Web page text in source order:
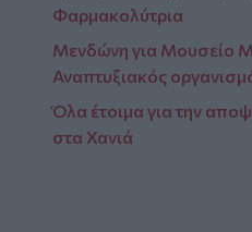
Φαρμακολύτρια
Μενδώνη για Μουσείο
Αναπτυξιακός
Όλα έτοιμα για την
στα Χανιά